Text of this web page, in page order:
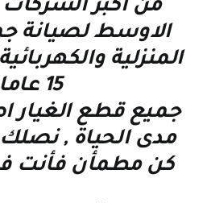
من اكبر
الاوسط لصيانة
المنزلية
15 عاما
جميع قطع الغيار
مدى الحياة , نصلك
كن مطمأن فأنت